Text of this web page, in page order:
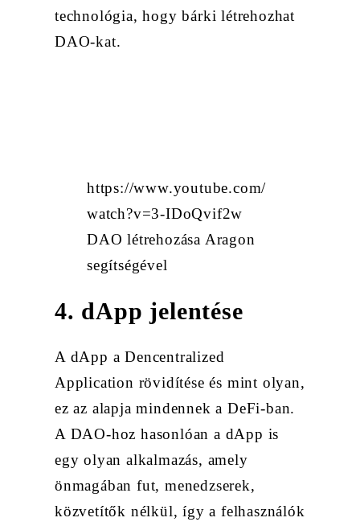
technológia, hogy bárki létrehozhat
DAO-kat.
https://www.youtube.com/
watch?v=3-IDoQvif2w
DAO létrehozása Aragon
segítségével
4. dApp jelentése
A dApp a Dencentralized
Application rövidítése és mint olyan,
ez az alapja mindennek a DeFi-ban.
A DAO-hoz hasonlóan a dApp is
egy olyan alkalmazás, amely
önmagában fut, menedzserek,
közvetítők nélkül, így a felhasználók